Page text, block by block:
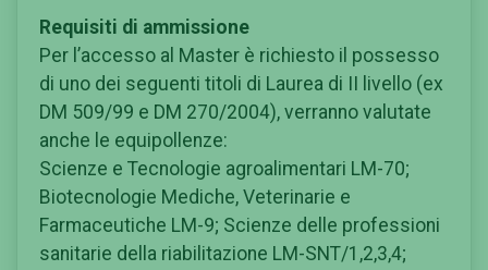
Requisiti di ammissione
Per l’accesso al Master è richiesto il possesso
di uno dei seguenti titoli di Laurea di II livello (ex
DM 509/99 e DM 270/2004), verranno valutate
anche le equipollenze:
Scienze e Tecnologie agroalimentari LM-70;
Biotecnologie Mediche, Veterinarie e
Farmaceutiche LM-9; Scienze delle professioni
sanitarie della riabilitazione LM-SNT/1,2,3,4;